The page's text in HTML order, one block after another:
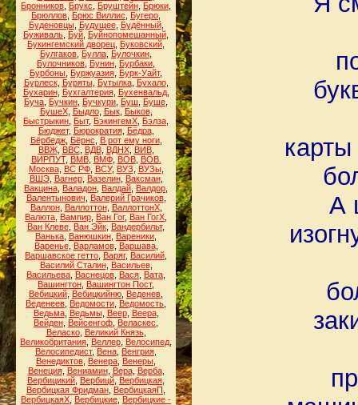
Бронников Брукс Бруштейн Брюки
Брюллов Брюс Виллис Бугеро
Буденовцы, Будущее, Будённый,
Буживаль Буй Буйнопомешанный
Букингемский дворец Буковский
Булгаков Булла Булочкин
Булочников Бунин Бурбаки
Бурбоны Буржуазия Бурк-Уайт,
Бурлеск, Буряты, Бутылка, Бухало,
Бухарин, Бухгалтерия, Бухенвальд,
Буча Бучкин Бучкури Буш Буше
БушеХ, Быдло, Бык, Быков,
Быстрыкин Быт, БэкингемХ Бэлза
Бюджет, Бюрократия, Бёдра,
Бёрбедж, Бёрнс В рот ему ноги,
ВВЖ, ВВС, ВДВ, ВДНХ, ВИВ,
ВИРПУТ, ВМВ, ВМФ, ВОВ, ВОВ.
Москва, ВС РФ, ВСУ, ВУЗ ВУЗы,
ВШЭ, Вагнер, Вазелин, Ваксман,
Вакцина Валадон Валдай Валдор
Валентынович
Валерий Грачиков,
Валлон, Валлоттон, ВаллоттонХ,
Валюта Вампир Ван Гог, Ван ГогХ
Ван Клеве Ван Эйк Вандербильт,
Ванька Ванюшкин Вареники
Варенье, Варламов, Варшава,
Варшавское гетто Варяг, Василий
Василий Сталин, Васильев,
Васильева Васнецов Вася Вата
Вашингтон Вашингтон Пост,
Вебицкий Вебицкийню Веденев
Веденеев Ведомости Ведомость
Ведьма, Ведьмы, Веер, Веера,
Вейден Вейсенгоф Веласкес
Веласко, Великий Князь,
Великобритания Веллер Велосипед
Велосипедист, Вена Венгрия
Венедиктов Венера Венеры
Венеция, Вениамин, Вера, Верба,
Вербицикий Вербицй Вербицкая
Вербицкая Фридман ВербицкаяП
ВербицкаяХ Вербицкие Вербицкие -
А